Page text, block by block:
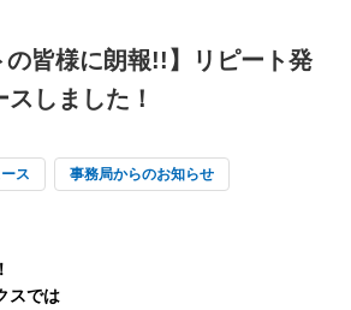
の皆様に朗報!!】リピート発
しました！
ス 事務局からのお知らせ
スでは